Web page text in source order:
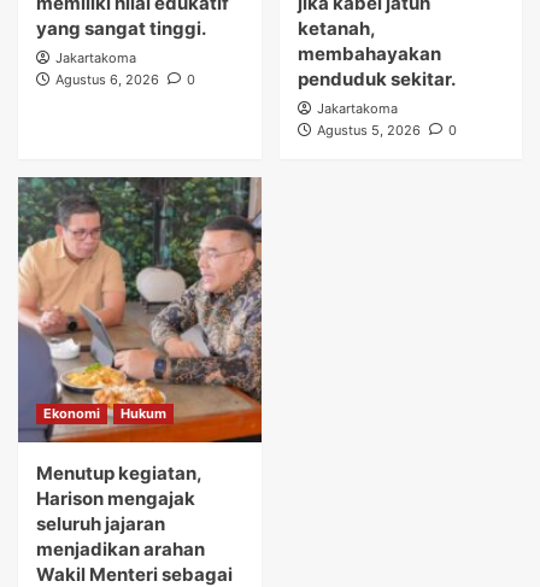
yang sangat tinggi.
Jakartakoma
Agustus 6, 2026
0
ketanah,
membahayakan
penduduk sekitar.
Jakartakoma
Agustus 5, 2026
0
Ekonomi Hukum
Menutup kegiatan,
Harison mengajak
seluruh jajaran
menjadikan arahan
Wakil Menteri sebagai